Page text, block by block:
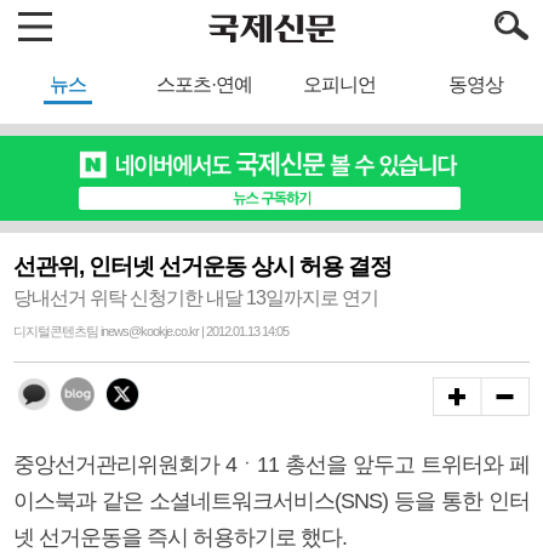
뉴스 스포츠·연예 오피니언 동영상
선관위, 인터넷 선거운동 상시 허용 결정
당내선거 위탁 신청기한 내달 13일까지로 연기
디지털콘텐츠팀 inews@kookje.co.kr | 2012.01.13 14:05
중앙선거관리위원회가 4ㆍ11 총선을 앞두고 트위터와 페
이스북과 같은 소셜네트워크서비스(SNS) 등을 통한 인터
넷 선거운동을 즉시 허용하기로 했다.